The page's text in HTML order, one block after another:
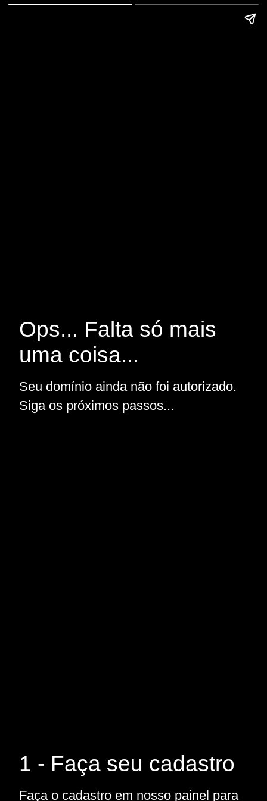
Ops... Falta só mais
uma coisa...
Seu domínio ainda não foi autorizado.
Siga os próximos passos...
1 - Faça seu cadastro
Faça o cadastro em nosso painel para